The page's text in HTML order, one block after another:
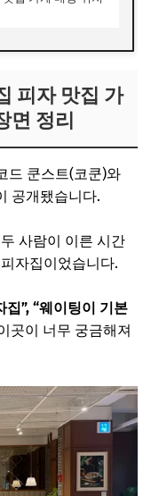
피자 맛집 가
면 정리
드 쿤스트(코쿤)와
공개됐습니다.
사람이 이른 시간
자집이었습니다.
”, “웨이팅이 기본
곳이 너무 궁금해져